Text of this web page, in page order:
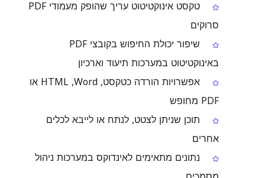
טקסט אינוקטיטוט עריך שהופק מעמודי PDF
סרוקים
שיפור יכולת החיפוש בקובצי PDF
באינוקטיטוט במערכות תיעוד וארכיון
אפשרויות הורדה כטקסט, Word, ‏HTML או
PDF מחופש
תוכן שניתן לצטט, לנתח או לייבא לכלים
אחרים
נתונים מתאימים לאינדוקס במערכות ניהול